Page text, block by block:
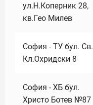
ул.Н.Коперник 28,
кв.Гео Милев
София - ТУ бул. Св.
Кл.Охридски 8
София - ХБ бул.
Христо Ботев №87